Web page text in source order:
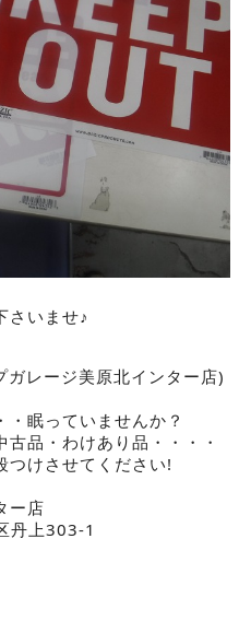
さいませ♪
レージ美原北インター店)
眠っていませんか？
品・わけあり品・・・・
つけさせてください!
ー店
丹上303-1